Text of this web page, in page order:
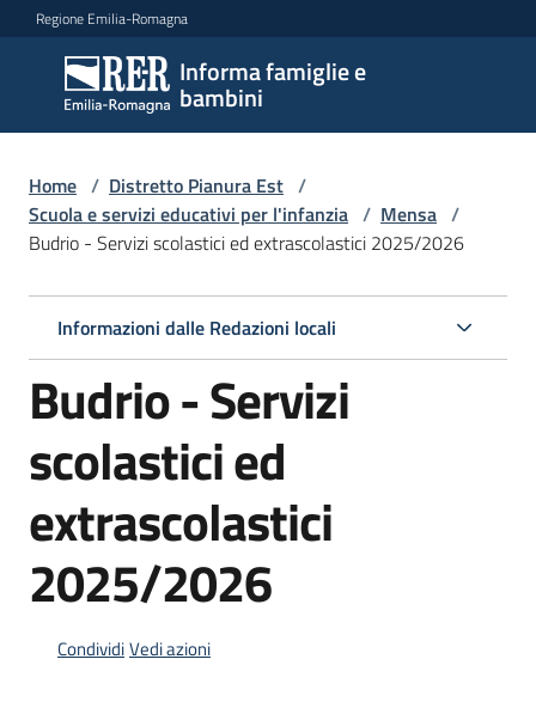
Vai al contenuto
Vai alla navigazione
Vai al footer
Regione Emilia-Romagna
Informa famiglie e
bambini
Informa
famiglie
e
bambini
per
famiglie
locali
Home / Distretto Pianura Est /
Scuola e servizi educativi per l'infanzia / Mensa /
Budrio - Servizi scolastici ed extrascolastici 2025/2026
Informazioni dalle Redazioni locali
Budrio - Servizi
scolastici ed
extrascolastici
2025/2026
CondividiVedi azioni